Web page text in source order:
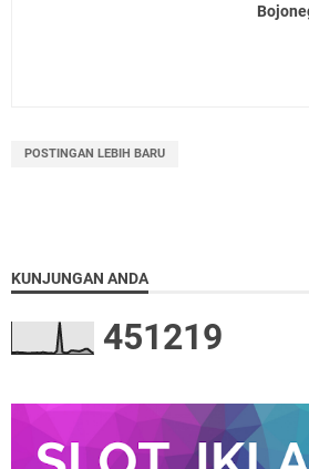
POSTINGAN LEBIH BARU
KUNJUNGAN ANDA
451219